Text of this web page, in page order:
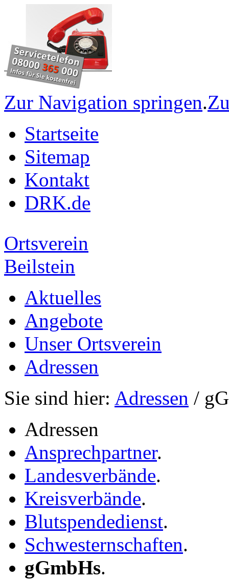
Zur Navigation springen.
Startseite
Sitemap
Kontakt
DRK.de
Ortsverein
Beilstein
Aktuelles
Angebote
Unser Ortsverein
Adressen
Sie sind hier: Adressen /
Adressen
Ansprechpartner.
Landesverbände.
Kreisverbände.
Blutspendedienst.
Schwesternschaften.
gGmbHs.